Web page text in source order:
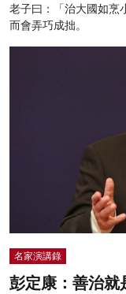
老子曰：「治大國如烹
而會弄巧成拙。
名家演講錄
彭定康：善治就